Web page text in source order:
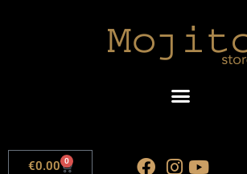
€0.00 0